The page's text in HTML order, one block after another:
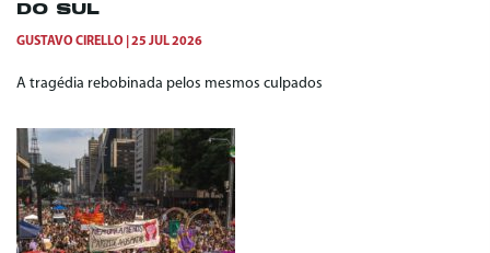
DO SUL
GUSTAVO CIRELLO 25 JUL 2026
A tragédia rebobinada pelos mesmos culpados